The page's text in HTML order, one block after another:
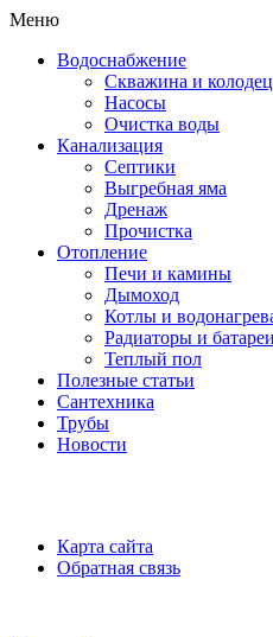
Меню
Водоснабжение
Скважина и колодец
Насосы
Очистка воды
Канализация
Септики
Выгребная яма
Дренаж
Прочистка
Отопление
Печи и камины
Дымоход
Котлы и
Радиаторы и батареи
Теплый пол
Полезные статьи
Сантехника
Трубы
Новости
Карта сайта
Обратная связь